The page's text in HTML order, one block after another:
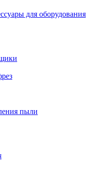
для оборудования
пыли